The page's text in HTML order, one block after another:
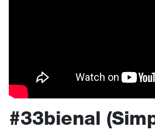
#33bienal